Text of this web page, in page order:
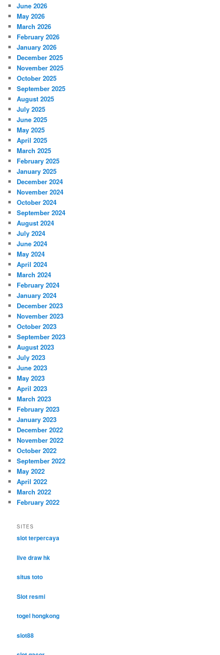
June 2026
May 2026
March 2026
February 2026
January 2026
December 2025
November 2025
October 2025
September 2025
August 2025
July 2025
June 2025
May 2025
April 2025
March 2025
February 2025
January 2025
December 2024
November 2024
October 2024
September 2024
August 2024
July 2024
June 2024
May 2024
April 2024
March 2024
February 2024
January 2024
December 2023
November 2023
October 2023
September 2023
August 2023
July 2023
June 2023
May 2023
April 2023
March 2023
February 2023
January 2023
December 2022
November 2022
October 2022
September 2022
May 2022
April 2022
March 2022
February 2022
SITES
slot terpercaya
live draw hk
situs toto
Slot resmi
togel hongkong
slot88